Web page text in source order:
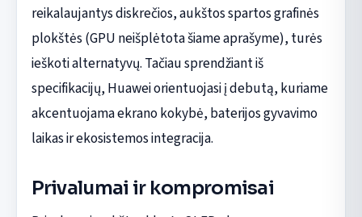
reikalaujantys diskrečios, aukštos spartos grafinės
plokštės (GPU neišplėtota šiame aprašyme), turės
ieškoti alternatyvų. Tačiau sprendžiant iš
specifikacijų, Huawei orientuojasi į debutą, kuriame
akcentuojama ekrano kokybė, baterijos gyvavimo
laikas ir ekosistemos integracija.
Privalumai ir kompromisai